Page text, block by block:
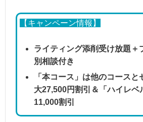
【キャンペーン情報】
ライティング添削受け放題＋
別相談付き
「本コース」は他のコース
大27,500円割引＆「ハイレベ
11,000割引